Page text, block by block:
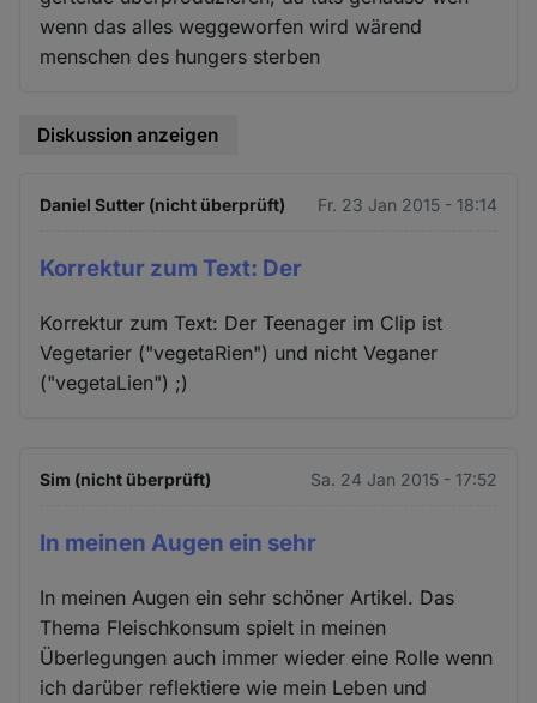
wenn das alles weggeworfen wird wärend
menschen des hungers sterben
Diskussion anzeigen
Daniel Sutter (nicht überprüft) Fr. 23 Jan 2015 - 18:14
Korrektur zum Text: Der
Korrektur zum Text: Der Teenager im Clip ist
Vegetarier ("vegetaRien") und nicht Veganer
("vegetaLien") ;)
Sim (nicht überprüft) Sa. 24 Jan 2015 - 17:52
In meinen Augen ein sehr
In meinen Augen ein sehr schöner Artikel. Das
Thema Fleischkonsum spielt in meinen
Überlegungen auch immer wieder eine Rolle wenn
ich darüber reflektiere wie mein Leben und